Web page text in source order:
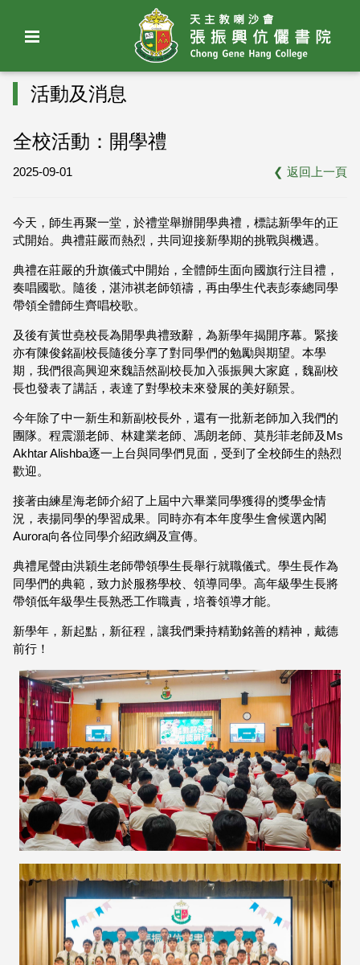
活動及消息
全校活動：開學禮
2025-09-01 ❮ 返回上一頁
今天，師生再聚一堂，於禮堂舉辦開學典禮，標誌新學年的正
式開始。典禮莊嚴而熱烈，共同迎接新學期的挑戰與機遇。
典禮在莊嚴的升旗儀式中開始，全體師生面向國旗行注目禮，
奏唱國歌。隨後，湛沛祺老師領禱，再由學生代表彭泰總同學
帶領全體師生齊唱校歌。
及後有黃世堯校長為開學典禮致辭，為新學年揭開序幕。緊接
亦有陳俊銘副校長隨後分享了對同學們的勉勵與期望。本學
期，我們很高興迎來魏語然副校長加入張振興大家庭，魏副校
長也發表了講話，表達了對學校未來發展的美好願景。
今年除了中一新生和新副校長外，還有一批新老師加入我們的
團隊。程震灝老師、林建業老師、馮朗老師、莫彤菲老師及Ms
Akhtar Alishba逐一上台與同學們見面，受到了全校師生的熱烈
歡迎。
接著由練星海老師介紹了上屆中六畢業同學獲得的獎學金情
況，表揚同學的學習成果。同時亦有本年度學生會候選內閣
Aurora向各位同學介紹政綱及宣傳。
典禮尾聲由洪穎生老師帶領學生長舉行就職儀式。學生長作為
同學們的典範，致力於服務學校、領導同學。高年級學生長將
帶領低年級學生長熟悉工作職責，培養領導才能。
新學年，新起點，新征程，讓我們秉持精勤銘善的精神，戴德
前行！